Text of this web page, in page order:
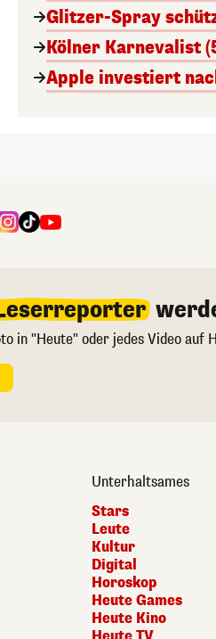
Glitzer-Spray
Kölner Karnevalist
Apple investiert
in "Heute" oder jedes Video auf
Unterhaltsames
Stars
Leute
Kultur
Digital
Horoskop
Heute Games
Heute Kino